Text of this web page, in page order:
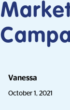
Vanessa
October 1, 2021